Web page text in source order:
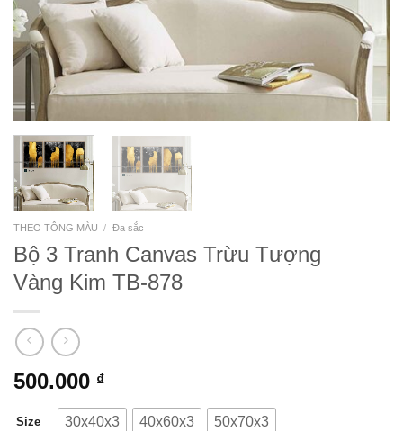
THEO TÔNG MÀU / Đa sắc
Bộ 3 Tranh Canvas Trừu Tượng
Vàng Kim TB-878
500.000 ₫
Size 30x40x3 40x60x3 50x70x3